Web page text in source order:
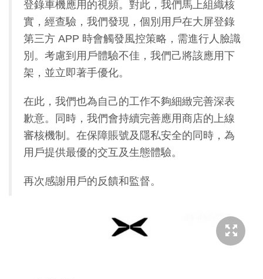
登錄車機應用的視頻。對此，我們馬上組織核
實，經查驗，我們發現，個別用戶在大屏登錄
第三方 APP 時會觸發風控策略，需進行人臉識
別。考慮到用戶體驗不佳，我們己將該應用下
架，並立即著手優化。
在此，我們也為自己的工作不夠細緻完善深表
歉意。同時，我們會持續完善應用商店的上線
審核機制。在保障賬號及隱私安全的同時，為
用戶提供最優的交互及生態體驗。
再次感謝用戶的反饋和監督。